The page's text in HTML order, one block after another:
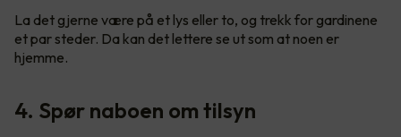
La det gjerne være på et lys eller to, og trekk for gardinene
et par steder. Da kan det lettere se ut som at noen er
hjemme.
4. Spør naboen om tilsyn